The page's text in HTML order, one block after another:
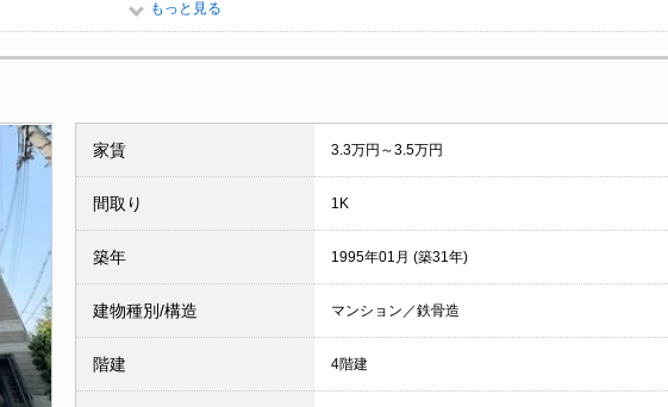
もっと見る
家賃 3.3万円～3.5万円
間取り 1K
築年 1995年01月 (築31年)
建物種別/構造 マンション／鉄骨造
階建 4階建